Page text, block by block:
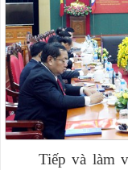
Tiếp và làm